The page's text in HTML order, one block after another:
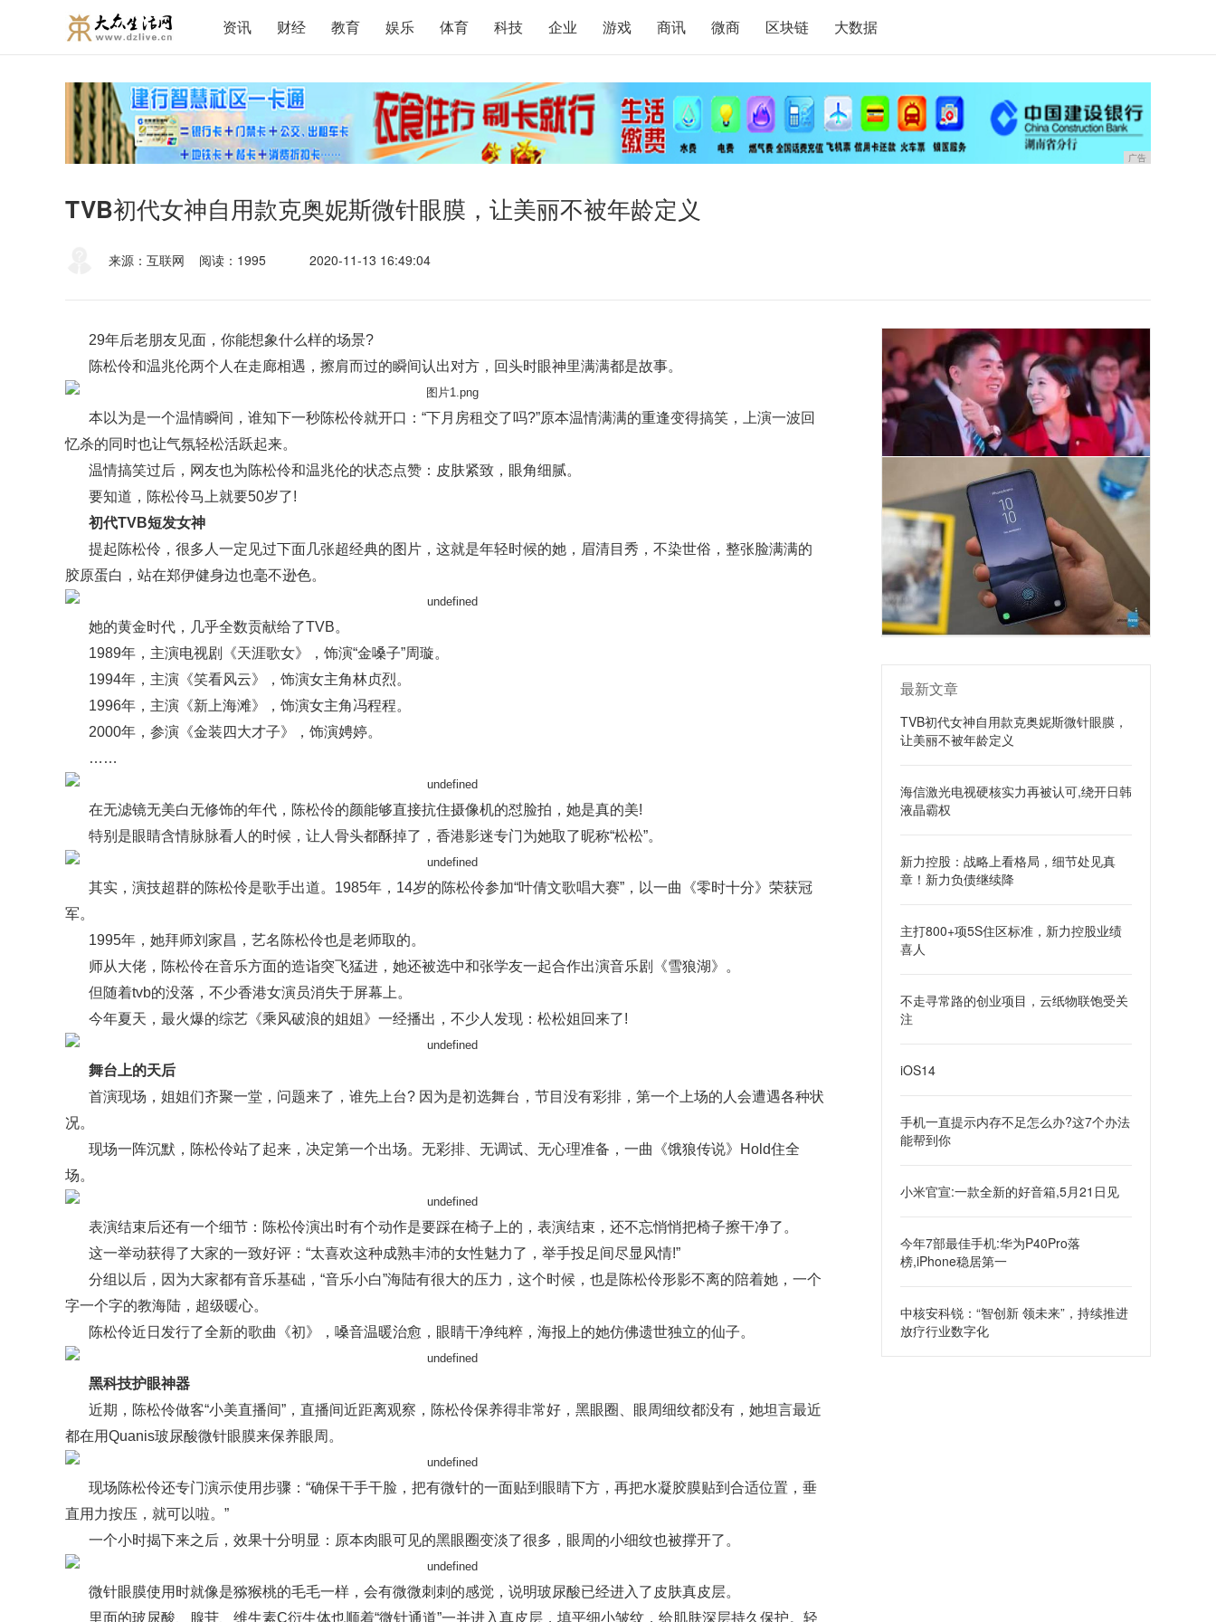
资讯 财经 教育 娱乐 体育 科技 企业 游戏 商讯 微商 区块链 大数据
广告
TVB初代女神自用款克奥妮斯微针眼膜，让美丽不被年龄定义
来源：互联网 阅读：1995 2020-11-13 16:49:04
29年后老朋友见面，你能想象什么样的场景?
陈松伶和温兆伦两个人在走廊相遇，擦肩而过的瞬间认出对方，回头时眼神里满满都是故事。
本以为是一个温情瞬间，谁知下一秒陈松伶就开口：“下月房租交了吗?”原本温情满满的重逢变得搞笑，上演一波回
忆杀的同时也让气氛轻松活跃起来。
温情搞笑过后，网友也为陈松伶和温兆伦的状态点赞：皮肤紧致，眼角细腻。
要知道，陈松伶马上就要50岁了!
初代TVB短发女神
提起陈松伶，很多人一定见过下面几张超经典的图片，这就是年轻时候的她，眉清目秀，不染世俗，整张脸满满的
胶原蛋白，站在郑伊健身边也毫不逊色。
她的黄金时代，几乎全数贡献给了TVB。
1989年，主演电视剧《天涯歌女》，饰演“金嗓子”周璇。
1994年，主演《笑看风云》，饰演女主角林贞烈。
1996年，主演《新上海滩》，饰演女主角冯程程。
2000年，参演《金装四大才子》，饰演娉婷。
……
在无滤镜无美白无修饰的年代，陈松伶的颜能够直接抗住摄像机的怼脸拍，她是真的美!
特别是眼睛含情脉脉看人的时候，让人骨头都酥掉了，香港影迷专门为她取了昵称“松松”。
其实，演技超群的陈松伶是歌手出道。1985年，14岁的陈松伶参加“叶倩文歌唱大赛”，以一曲《零时十分》荣获冠
军。
1995年，她拜师刘家昌，艺名陈松伶也是老师取的。
师从大佬，陈松伶在音乐方面的造诣突飞猛进，她还被选中和张学友一起合作出演音乐剧《雪狼湖》。
但随着tvb的没落，不少香港女演员消失于屏幕上。
今年夏天，最火爆的综艺《乘风破浪的姐姐》一经播出，不少人发现：松松姐回来了!
舞台上的天后
首演现场，姐姐们齐聚一堂，问题来了，谁先上台? 因为是初选舞台，节目没有彩排，第一个上场的人会遭遇各种状
况。
现场一阵沉默，陈松伶站了起来，决定第一个出场。无彩排、无调试、无心理准备，一曲《饿狼传说》Hold住全
场。
表演结束后还有一个细节：陈松伶演出时有个动作是要踩在椅子上的，表演结束，还不忘悄悄把椅子擦干净了。
这一举动获得了大家的一致好评：“太喜欢这种成熟丰沛的女性魅力了，举手投足间尽显风情!”
分组以后，因为大家都有音乐基础，“音乐小白”海陆有很大的压力，这个时候，也是陈松伶形影不离的陪着她，一个
字一个字的教海陆，超级暖心。
陈松伶近日发行了全新的歌曲《初》，嗓音温暖治愈，眼睛干净纯粹，海报上的她仿佛遗世独立的仙子。
黑科技护眼神器
近期，陈松伶做客“小美直播间”，直播间近距离观察，陈松伶保养得非常好，黑眼圈、眼周细纹都没有，她坦言最近
都在用Quanis玻尿酸微针眼膜来保养眼周。
现场陈松伶还专门演示使用步骤：“确保干手干脸，把有微针的一面贴到眼睛下方，再把水凝胶膜贴到合适位置，垂
直用力按压，就可以啦。”
一个小时揭下来之后，效果十分明显：原本肉眼可见的黑眼圈变淡了很多，眼周的小细纹也被撑开了。
微针眼膜使用时就像是猕猴桃的毛毛一样，会有微微刺刺的感觉，说明玻尿酸已经进入了皮肤真皮层。
里面的玻尿酸、腺苷、维生素C衍生体也顺着“微针通道”一并进入真皮层，填平细小皱纹，给肌肤深层持久保护。轻
最新文章
TVB初代女神自用款克奥妮斯微针眼膜，
让美丽不被年龄定义
海信激光电视硬核实力再被认可,绕开日韩
液晶霸权
新力控股：战略上看格局，细节处见真
章！新力负债继续降
主打800+项5S住区标准，新力控股业绩
喜人
不走寻常路的创业项目，云纸物联饱受关
注
iOS14
手机一直提示内存不足怎么办?这7个办法
能帮到你
小米官宣:一款全新的好音箱,5月21日见
今年7部最佳手机:华为P40Pro落
榜,iPhone稳居第一
中核安科锐：“智创新 领未来”，持续推进
放疗行业数字化